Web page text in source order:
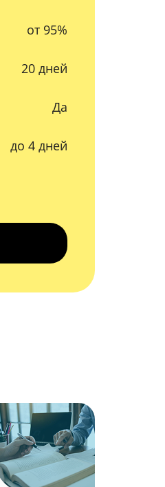
от 95%
20 дней
Да
до 4 дней